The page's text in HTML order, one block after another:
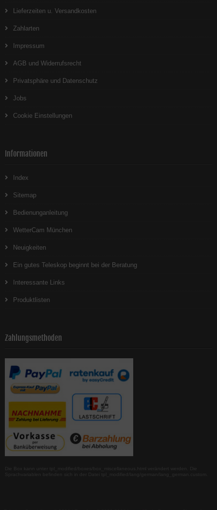
Lieferzeiten u. Versandkosten
Zahlarten
Impressum
AGB und Widerrufsrecht
Privatsphäre und Datenschutz
Jobs
Cookie Einstellungen
Informationen
Index
Sitemap
Bedienunganleitung
WetterCam München
Neuigkeiten
Ein gutes Teleskop beginnt bei der Beratung
Interessante Links
Produktlisten
Zahlungsmethoden
Die Box kann unter tpl_modified/boxes/box_miscellaneous.html verändert werden. Die
Sprachvariablen befinden sich in der Datei tpl_modified/lang/german/lang_german.custom.